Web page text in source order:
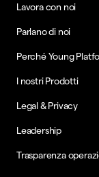
Lavora con noi
Parlano di noi
Perché Young
I nostri Prodotti
Legal & Privacy
Leadership
Trasparenza